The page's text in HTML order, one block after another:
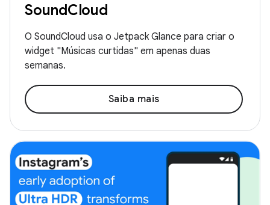
SoundCloud
O SoundCloud usa o Jetpack Glance para criar o
widget "Músicas curtidas" em apenas duas
semanas.
Saiba mais